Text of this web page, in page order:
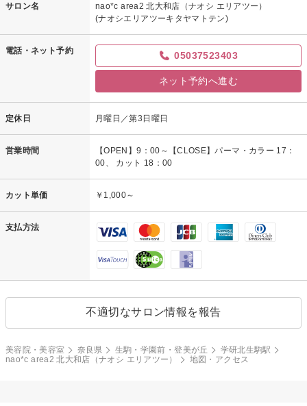
サロン名
nao*c area2 北大和店（ナオシ エリアツー）
(ナオシエリアツーキタヤマトテン)
電話・ネット予約 05037523403
ネット予約へ進む
定休日 月曜日／第3日曜日
営業時間
【OPEN】9：00～【CLOSE】パーマ・カラー 17：
00、 カット 18：00
カット単価 ￥1,000～
支払方法
不適切なサロン情報を報告
美容院・美容室 奈良県 生駒・学園前・登美が丘
学研北生駒駅
nao*c area2 北大和店（ナオシ エリアツー）
地図・アクセス